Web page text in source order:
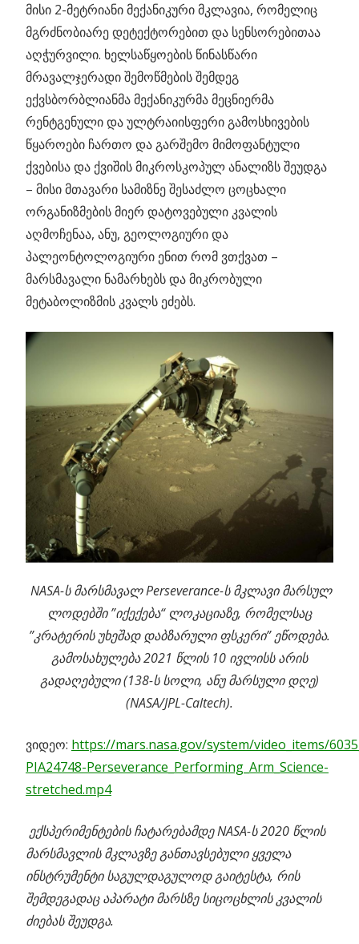
მისი 2-მეტრიანი მექანიკური მკლავია, რომელიც
მგრძნობიარე დეტექტორებით და სენსორებითაა
აღჭურვილი. ხელსაწყოების წინასწარი
მრავალჯერადი შემოწმების შემდეგ
ექვსბორბლიანმა მექანიკურმა მეცნიერმა
რენტგენული და ულტრაიისფერი გამოსხივების
წყაროები ჩართო და გარშემო მიმოფანტული
ქვებისა და ქვიშის მიკროსკოპულ ანალიზს შეუდგა
– მისი მთავარი სამიზნე შესაძლო ცოცხალი
ორგანიზმების მიერ დატოვებული კვალის
აღმოჩენაა, ანუ, გეოლოგიური და
პალეონტოლოგიური ენით რომ ვთქვათ –
მარსმავალი ნამარხებს და მიკრობული
მეტაბოლიზმის კვალს ეძებს.
NASA-ს მარსმავალ Perseverance-ს მკლავი მარსულ
ლოდებში ”იქექება“ ლოკაციაზე, რომელსაც
”კრატერის უხეშად დაბზარული ფსკერი” ეწოდება.
გამოსახულება 2021 წლის 10 ივლისს არის
გადაღებული (138-ს სოლი, ანუ მარსული დღე)
(NASA/JPL-Caltech).
ვიდეო: https://mars.nasa.gov/system/video_items/
PIA24748-Perseverance_Performing_Arm_Science-
stretched.mp4
ექსპერიმენტების ჩატარებამდე NASA-ს 2020 წლის
მარსმავლის მკლავზე განთავსებული ყველა
ინსტრუმენტი საგულდაგულოდ გაიტესტა, რის
შემდეგადაც აპარატი მარსზე სიცოცხლის კვალის
ძიებას შეუდგა.